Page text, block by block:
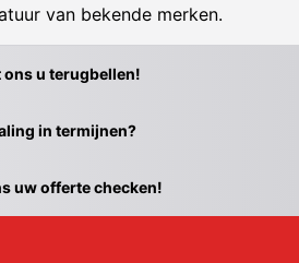
van bekende merken.
ons u terugbellen!
in termijnen?
uw offerte checken!